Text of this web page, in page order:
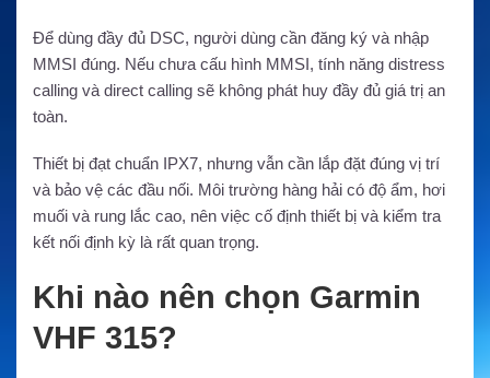
Để dùng đầy đủ DSC, người dùng cần đăng ký và nhập
MMSI đúng. Nếu chưa cấu hình MMSI, tính năng distress
calling và direct calling sẽ không phát huy đầy đủ giá trị an
toàn.
Thiết bị đạt chuẩn IPX7, nhưng vẫn cần lắp đặt đúng vị trí
và bảo vệ các đầu nối. Môi trường hàng hải có độ ẩm, hơi
muối và rung lắc cao, nên việc cố định thiết bị và kiểm tra
kết nối định kỳ là rất quan trọng.
Khi nào nên chọn Garmin
VHF 315?